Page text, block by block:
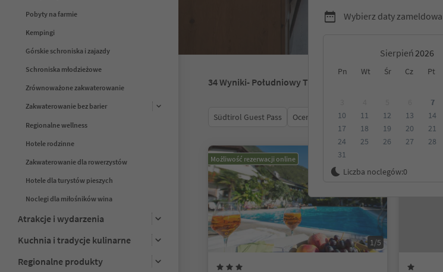
Pobyty na farmie
Kempingi
Górskie schroniska i zajazdy
Schroniska młodzieżowe
Zrównoważone zakwaterowanie
Zakwaterowanie bez barier
Regionalne wellness
Hotele rodzinne
Zakwaterowanie dla rowerzystów
Hotele dla turystów pieszych
Noclegi dla miłośników wina
Atrakcje i wydarzenia
Kuchnia i tradycje kulinarne
Regionalne produkty
Wybierz daty
Sierpień
Pn Wt Śr Cz Pt
7
10
11 12 13 14
17
18 19 20 21
24
25 26 27 28
31
Liczba noclegów:0
34Wyniki- Południowy Tyrol
Südtirol Guest Pass Ocena Kategoria Opcje
Możliwość rezerwacji online
1/5